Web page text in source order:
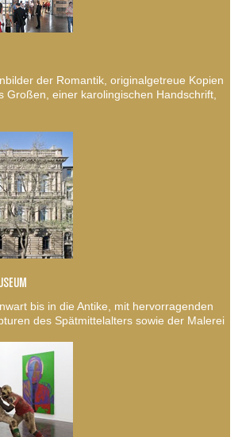
der Romantik, originalgetreue Kopien
Großen, einer karolingischen Handschrift,
bis in die Antike, mit hervorragenden
des Spätmittelalters sowie der Malerei